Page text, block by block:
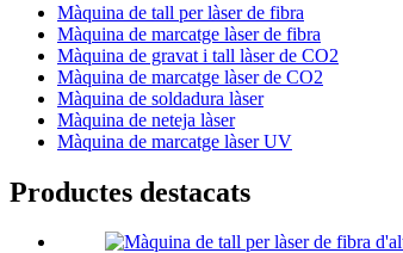
Màquina de tall per làser de fibra
Màquina de marcatge làser de fibra
Màquina de gravat i tall làser de CO2
Màquina de marcatge làser de CO2
Màquina de soldadura làser
Màquina de neteja làser
Màquina de marcatge làser UV
Productes destacats